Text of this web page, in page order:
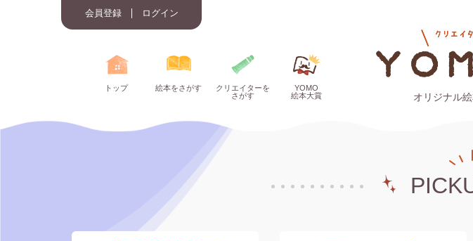
会員登録 ログイン
トップ 絵本をさがす
クリエイターを
さがす
YOMO
絵本大賞
オリジナル